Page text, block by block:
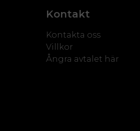
Kontakt
Kontakta oss
Villkor
Ångra avtalet här